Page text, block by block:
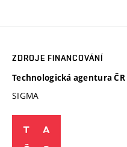
ZDROJE FINANCOVÁNÍ
Technologická agentura ČR
SIGMA